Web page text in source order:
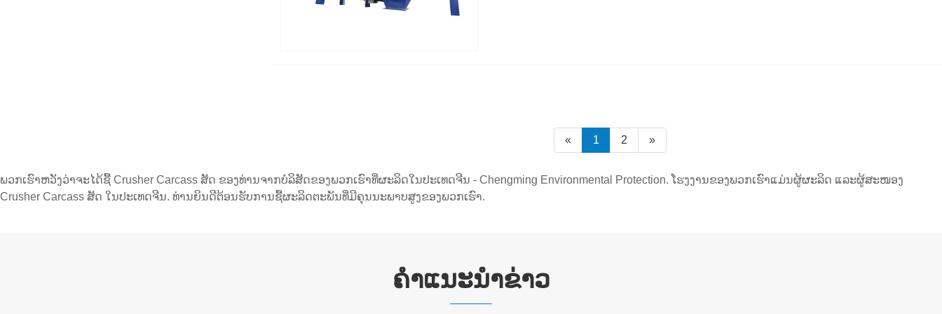
« 1 2 »
ພວກເຮົາຫວັງວ່າຈະໄດ້ຊື້ Crusher Carcass ສັດ ຂອງທ່ານຈາກບໍລິສັດຂອງພວກເຮົາທີ່ຜະລິດໃນປະເທດຈີນ - Chengming Environmental Protection. ໂຮງງານຂອງພວກເຮົາແມ່ນຜູ້ຜະລິດ ແລະຜູ້ສະໜອງ
Crusher Carcass ສັດ ໃນປະເທດຈີນ. ທ່ານຍິນດີຕ້ອນຮັບການຊື້ຜະລິດຕະພັນທີ່ມີຄຸນນະພາບສູງຂອງພວກເຮົາ.
ຄໍາແນະນໍາຂ່າວ